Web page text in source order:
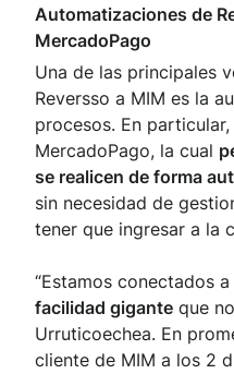
Automatizaciones de
MercadoPago
Una de las principales
Reversso a MIM es la
procesos. En
MercadoPago, la cual
se realicen de forma
sin necesidad de
tener que ingresar a la
“Estamos conectados
facilidad gigante que
Urruticoechea. En
cliente de MIM a los 2